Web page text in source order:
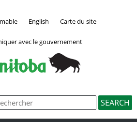
English Carte du site
avec le gouvernement